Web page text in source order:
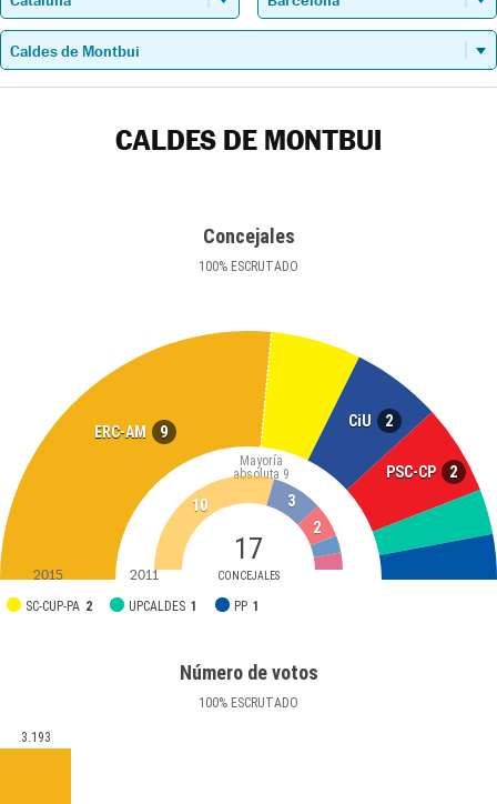
CALDES DE MONTBUI
Concejales
100% ESCRUTADO
ERC-AM 9
CiU 2
PSC-CP 2
17
CONCEJALES
Mayoría
absoluta 9
SC-CUP-PA 2 UPCALDES 1 PP 1
10
3
2
2015 2011
Número de votos
100% ESCRUTADO
3.193